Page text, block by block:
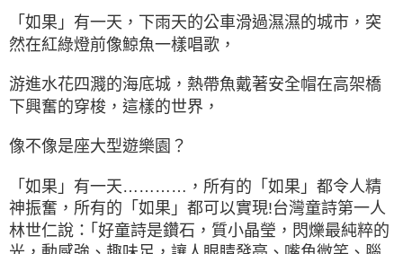
「如果」有一天，下雨天的公車滑過濕濕的城市，突
然在紅綠燈前像鯨魚一樣唱歌，
游進水花四濺的海底城，熱帶魚戴著安全帽在高架橋
下興奮的穿梭，這樣的世界，
像不像是座大型遊樂園？
「如果」有一天…………，所有的「如果」都令人精
神振奮，所有的「如果」都可以實現!台灣童詩第一人
林世仁說：｢好童詩是鑽石，質小晶瑩，閃爍最純粹的